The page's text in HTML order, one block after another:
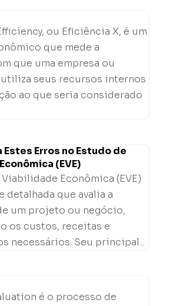
ou Eficiência X, é um
que mede a
que uma empresa ou
seus recursos internos
ao que seria considerado
Estes Erros no Estudo de
(EVE)
Econômica (EVE)
detalhada que avalia a
um projeto ou negócio,
os custos, receitas e
necessários. Seu principal...
é o processo de